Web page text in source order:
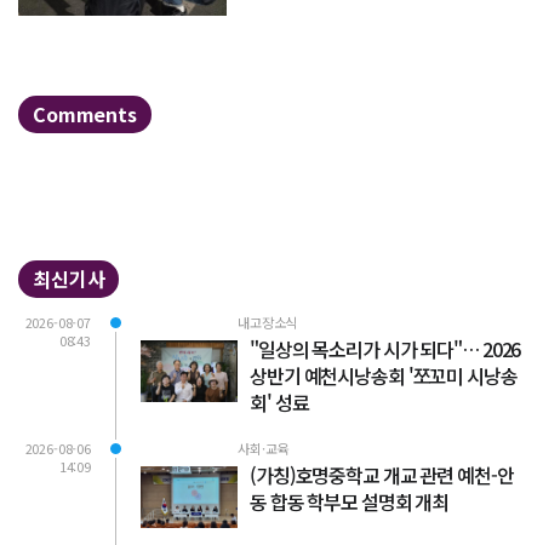
Comments
최신기사
2026-08-07
08:43
내고장소식
"일상의 목소리가 시가 되다"… 2026
상반기 예천시낭송회 '쪼꼬미 시낭송
회' 성료
2026-08-06
14:09
사회·교육
(가칭)호명중학교 개교 관련 예천-안
동 합동 학부모 설명회 개최